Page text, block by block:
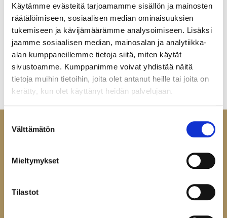
Käytämme evästeitä tarjoamamme sisällön ja mainosten
räätälöimiseen, sosiaalisen median ominaisuuksien
tukemiseen ja kävijämäärämme analysoimiseen. Lisäksi
jaamme sosiaalisen median, mainosalan ja analytiikka-
alan kumppaneillemme tietoja siitä, miten käytät
sivustoamme. Kumppanimme voivat yhdistää näitä
tietoja muihin tietoihin, joita olet antanut heille tai joita on
kerätty, kun olet käyttänyt heidän palvelujaan.
valinta
Välttämätön
Mieltymykset
Tilastot
← 1 2 3 … 45 46 47 48
Helatukku Finland Oy